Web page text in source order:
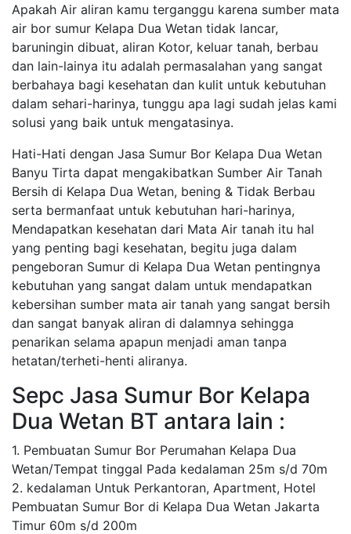
Apakah Air aliran kamu terganggu karena sumber mata
air bor sumur Kelapa Dua Wetan tidak lancar,
baruningin dibuat, aliran Kotor, keluar tanah, berbau
dan lain-lainya itu adalah permasalahan yang sangat
berbahaya bagi kesehatan dan kulit untuk kebutuhan
dalam sehari-harinya, tunggu apa lagi sudah jelas kami
solusi yang baik untuk mengatasinya.
Hati-Hati dengan Jasa Sumur Bor Kelapa Dua Wetan
Banyu Tirta dapat mengakibatkan Sumber Air Tanah
Bersih di Kelapa Dua Wetan, bening & Tidak Berbau
serta bermanfaat untuk kebutuhan hari-harinya,
Mendapatkan kesehatan dari Mata Air tanah itu hal
yang penting bagi kesehatan, begitu juga dalam
pengeboran Sumur di Kelapa Dua Wetan pentingnya
kebutuhan yang sangat dalam untuk mendapatkan
kebersihan sumber mata air tanah yang sangat bersih
dan sangat banyak aliran di dalamnya sehingga
penarikan selama apapun menjadi aman tanpa
hetatan/terheti-henti aliranya.
Sepc Jasa Sumur Bor Kelapa
Dua Wetan BT antara lain :
1. Pembuatan Sumur Bor Perumahan Kelapa Dua
Wetan/Tempat tinggal Pada kedalaman 25m s/d 70m
2. kedalaman Untuk Perkantoran, Apartment, Hotel
Pembuatan Sumur Bor di Kelapa Dua Wetan Jakarta
Timur 60m s/d 200m